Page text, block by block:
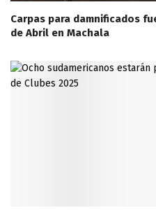
Carpas para damnificados
de Abril en Machala